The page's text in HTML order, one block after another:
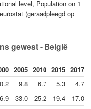
level, Population on 1
(geraadpleegd op
gewest - België
2005 2010 2015 2017
9.8 6.7 5.3
4.7
33.0 25.2 19.4 17.0